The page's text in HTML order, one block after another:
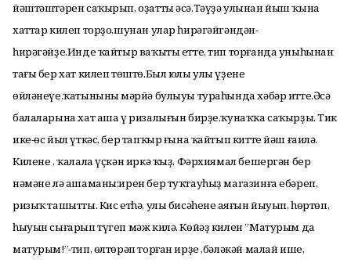
йәштәштәрен саҡырып, оҙатты әсә.Тәүҙә улынан йыш ҡына
хаттар килеп торҙо,шунан улар һирәгәйгәндән-
һирәгәйҙе.Инде ҡайтыр ваҡыты етте, тип торғанда уныһынан
тағы бер хат килеп төштө.Был юлы улы үҙенең
өйләнеүе,ҡатынының мәрйә булыуы тураһында хәбәр итте.Әсә
балаларына хат аша ү ризалығын бирҙе,ҡунаҡҡа саҡырҙы. Тик
ике-өс йыл үткәс, бер тапҡыр ғына ҡайтып китте йәш ғаилә.
Килене , ҡалала үҫкән иркә ҡыҙ, Фәрхиямал бешергән бер
нәмәне лә ашаманы:ирен бер туҡтауһыҙ магазинға ебәреп,
ризыҡ ташытты. Кис етһә, улы бисәһенең аяғын йыуып, һөртөп,
һыуын сығарып түгеп мәж килә. Көйәҙ килен ”Матурым да
матурым!”-тип, өлтөрәп торған ирҙе ,бәләкәй малай ише,